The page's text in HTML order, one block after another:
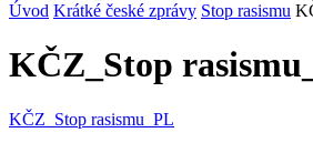
Úvod Krátké české zprávy Stop rasismu
KČZ_Stop
KČZ_Stop rasismu_PL